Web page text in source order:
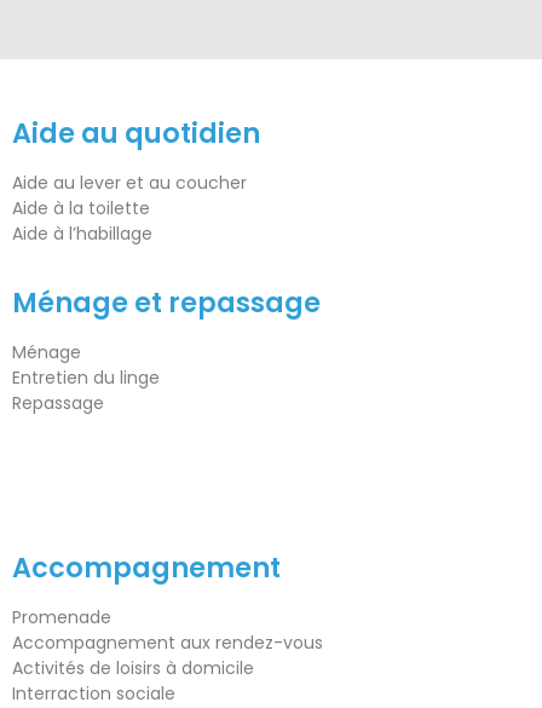
Aide au quotidien
Aide au lever et au coucher
Aide à la toilette
Aide à l’habillage
Ménage et repassage
Ménage
Entretien du linge
Repassage
Accompagnement
Promenade
Accompagnement aux rendez-vous
Activités de loisirs à domicile
Interraction sociale